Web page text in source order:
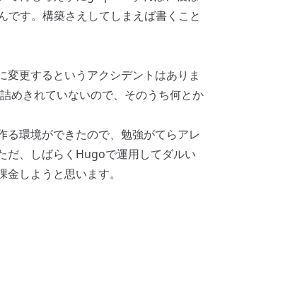
す。構築さえしてしまえば書くこと
更するというアクシデントはありま
めきれていないので、そのうち何とか
環境ができたので、勉強がてらアレ
だ、しばらくHugoで運用してダルい
しようと思います。